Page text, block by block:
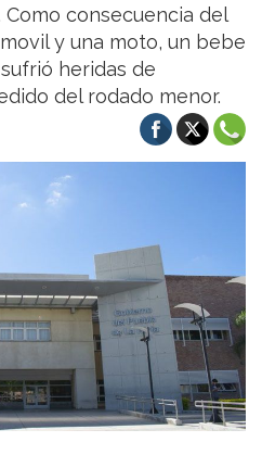
consecuencia del
y una moto, un bebe
heridas de
del rodado menor.